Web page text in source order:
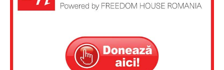
FREEDOM HOUSE ROMÂNIA